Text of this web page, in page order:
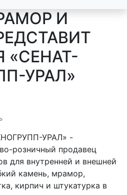
И
УРАЛ»
УРАЛ» -
розничный продавец
для внутренней и внешней
камень, мрамор,
кирпич и штукатурка в